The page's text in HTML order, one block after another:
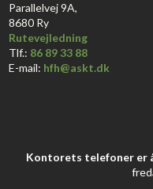
Parallelvej 9A,
8680 Ry
Rutevejledning
Tlf.: 86 89 33 88
E-mail: hfh@askt.dk
Kontorets telefoner er